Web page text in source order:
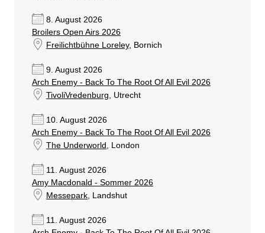
8. August 2026
Broilers Open Airs 2026
Freilichtbühne Loreley, Bornich
9. August 2026
Arch Enemy - Back To The Root Of All Evil 2026
TivoliVredenburg , Utrecht
10. August 2026
Arch Enemy - Back To The Root Of All Evil 2026
The Underworld , London
11. August 2026
Amy Macdonald - Sommer 2026
Messepark, Landshut
11. August 2026